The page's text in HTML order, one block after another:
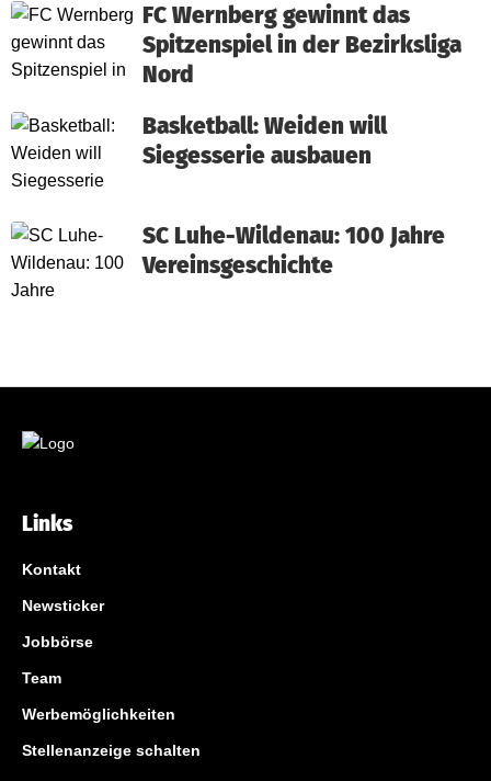
FC Wernberg gewinnt das
Spitzenspiel in der Bezirksliga
Nord
Basketball: Weiden will
Siegesserie ausbauen
SC Luhe-Wildenau: 100 Jahre
Vereinsgeschichte
Links
Kontakt
Newsticker
Jobbörse
Team
Werbemöglichkeiten
Stellenanzeige schalten